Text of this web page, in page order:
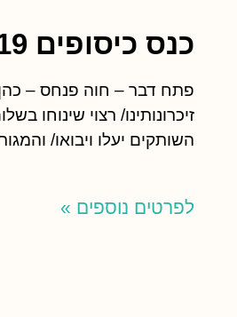
כנס כיסופים 2019
פתח דבר – חוה פנחס – כהן
זיכרונותינו/ רצוי שינוחו
השותקים יעלו ויבואו/
לפרטים נוספים »